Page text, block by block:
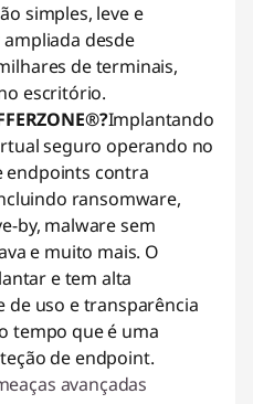
simples, leve e
desde
de terminais,
escritório.
Implantando
seguro operando no
endpoints contra
ransomware,
by, malware sem
e muito mais. O
e tem alta
de uso e transparência
tempo que é uma
de endpoint.
avançadas